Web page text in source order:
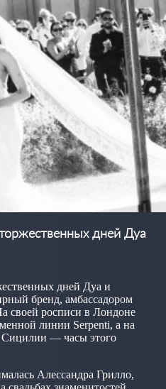
дней Дуа
дней Дуа и
бренд, амбассадором
своей росписи в Лондоне
линии Serpenti, а на
Сицилии — часы этого
Алессандра Грилло,